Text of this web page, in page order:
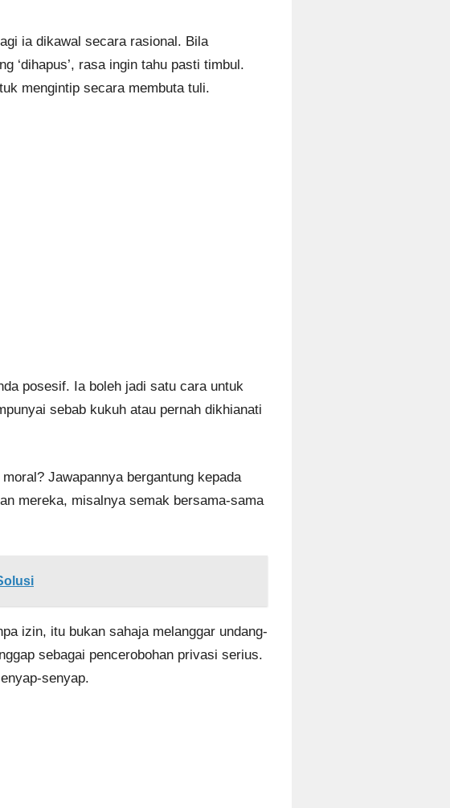
ia dikawal secara rasional. Bila
‘dihapus’, rasa ingin tahu pasti timbul.
mengintip secara membuta tuli.
posesif. Ia boleh jadi satu cara untuk
sebab kukuh atau pernah dikhianati
Jawapannya bergantung kepada
mereka, misalnya semak bersama-sama
izin, itu bukan sahaja melanggar undang-
sebagai pencerobohan privasi serius.
senyap.